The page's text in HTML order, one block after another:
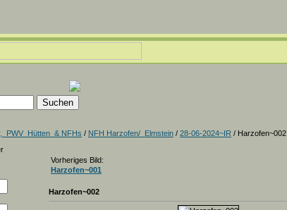
NFHs / NFH Harzofen/_Elmstein / 28-06-2024~IR / Harzofen~002
Vorheriges Bild:
Harzofen~001
Harzofen~002